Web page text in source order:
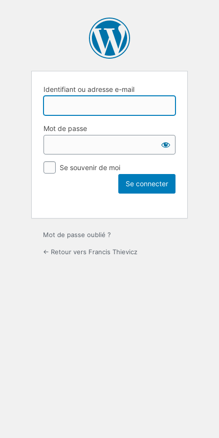
Identifiant ou adresse e-mail
Mot de passe
Se souvenir de moi
Mot de passe oublié ?
← Retour vers Francis Thievicz